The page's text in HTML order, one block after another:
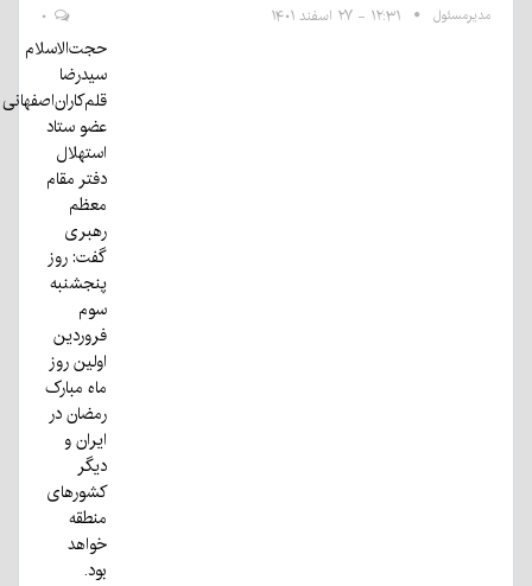
مدیرمسئول ۱۲:۳۱ - ۲۷ اسفند ۱۴۰۱
حجت‌الاسلام
سیدرضا
قلم‌کاران‌اصفهانی
عضو ستاد
استهلال
دفتر مقام
معظم
رهبری
گفت: روز
پنجشنبه
سوم
فروردین
اولین روز
ماه مبارک
رمضان در
ایران و
دیگر
کشور‌های
منطقه
خواهد
بود.